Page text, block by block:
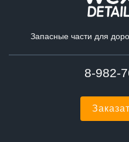
Запасные части для
8-982-